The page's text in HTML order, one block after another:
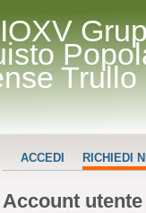
Trullo
ACCEDI RICHIEDI
Account utente